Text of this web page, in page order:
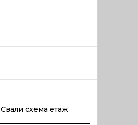
Свали схема етаж